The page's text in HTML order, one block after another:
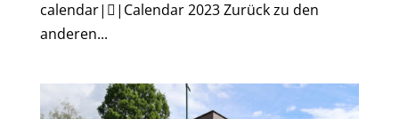
calendar||Calendar 2023 Zurück zu den
anderen...